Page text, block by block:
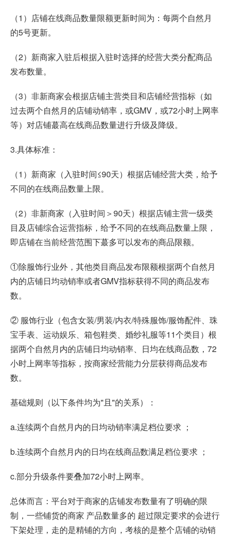
（1）店铺在线商品数量限额更新时间为：每两个自然月
的5号更新。
（2）新商家入驻后根据入驻时选择的经营大类分配商品
发布数量。
（3）非新商家会根据店铺主营类目和店铺经营指标（如
过去两个自然月的店铺动销率，或GMV，或72小时上网率
等）对店铺蕞高在线商品数量进行升级及降级。
3.具体标准：
（1）新商家（入驻时间≤90天）根据店铺经营大类，给予
不同的在线商品数量上限。
（2）非新商家（入驻时间＞90天）根据店铺主营一级类
目及店铺综合运营指标，给予不同的在线商品数量上限，
即店铺在当前经营范围下蕞多可以发布的商品限额。
①除服饰行业外，其他类目商品发布限额根据两个自然月
内的店铺日均动销率或者GMV指标获得不同的商品发布
数。
② 服饰行业（包含女装/男装/内衣/特殊服饰/服饰配件、珠
宝手表、运动娱乐、箱包鞋类、婚纱礼服等11个类目）根
据两个自然月内的店铺日均动销率、日均在线商品数，72
小时上网率等指标，按商家经营能力分层获得商品发布
数。
基础规则（以下条件均为"且"的关系）：
a.连续两个自然月内的日均动销率满足档位要求 ；
b.连续两个自然月内的日均在线商品数满足档位要求 ；
c.部分升级条件要叠加72小时上网率。
总体而言：平台对于商家的店铺发布数量有了明确的限
制，一些铺货的商家 产品数量多的 超过限定要求的会进行
下架处理，走的是精铺的方向，考核的是整个店铺的动销